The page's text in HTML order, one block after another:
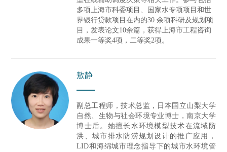
多项上海市科委项目、国家水专项项目和世
界银行贷款项目在内的30余项科研及规划项
目，发表论文10余篇，获得上海市工程咨询
成果一等奖4项，二等奖2项。
敖静
副总工程师，技术总监，日本国立山梨大学
自然、生物与社会环境专业博士，南京大学
博士后。她擅长水环境模型技术在流域防
洪、城市排水防涝规划设计的推广应用，
LID和海绵城市理念指导下的城市水环境管